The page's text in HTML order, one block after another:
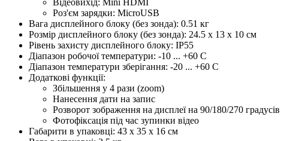
Відеовихід: Mini HDMI
Роз'єм зарядки: MicroUSB
Вага дисплейного блоку (без зонда): 0.51 кг
Розмір дисплейного блоку (без зонда): 24.5 х 13 х 10 см
Рівень захисту дисплейного блоку: IP55
Діапазон робочої температури: -10 ... +60 С
Діапазон температури зберігання: -20 ... +60 С
Додаткові функції:
Збільшення у 4 рази (zoom)
Нанесення дати на запис
Розворот зображення на дисплеї на 90/180/270 градусів
Фотофіксація під час зупинки відео
Габарити в упаковці: 43 х 35 х 16 см